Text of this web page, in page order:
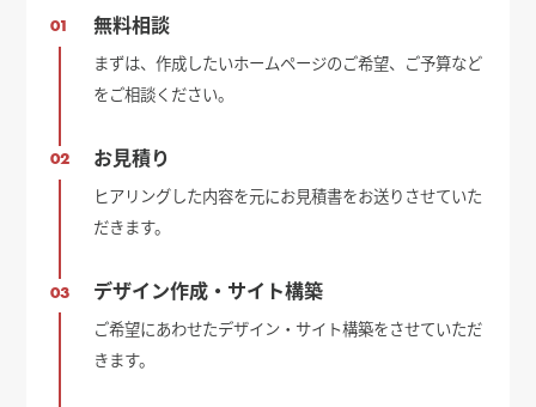
01 無料相談
まずは、作成したいホームページのご希望、ご予算など
をご相談ください。
02 お見積り
ヒアリングした内容を元にお見積書をお送りさせていた
だきます。
03 デザイン作成・サイト構築
ご希望にあわせたデザイン・サイト構築をさせていただ
きます。